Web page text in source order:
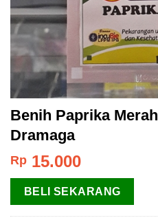
Benih Paprika
Dramaga
Rp 15.000
BELI SEKARANG